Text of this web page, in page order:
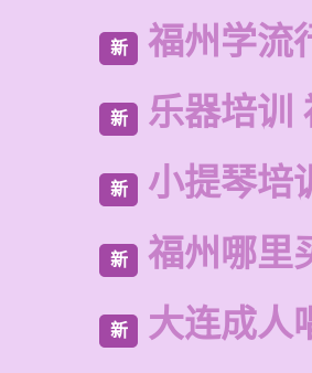
新 福州学流
新 乐器培训
新 小提琴培
新 福州哪里
新 大连成人